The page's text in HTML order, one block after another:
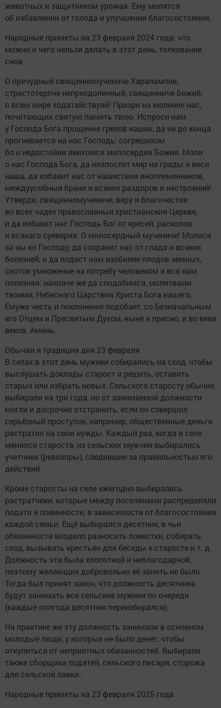
животных и защитником урожая. Ему молятся
об избавлении от голода и улучшении благосостояния.
Народные приметы на 23 февраля 2024 года: что
можно и чего нельзя делать в этот день, толкование
снов
О пречудный священномучениче Харалампие,
страстотерпче непреодоленный, священниче Божий,
о всем мире ходатайствуяй! Призри на моление нас,
почитающих святую память твою. Испроси нам
у Господа Бога прощение грехов наших, да не до конца
прогневается на нас Господь: согрешихом
бо и недостойни явихомся милосердия Божия. Моли
о нас Господа Бога, да низпослет мир на грады и веси
наша, да избавит нас от нашествия иноплеменников,
междуусобныя брани и всяких раздоров и нестроений!
Утверди, священномучениче, веру и благочестие
во всех чадех православныя христианския Церкве,
и да избавит нас Господь Бог от ересей, расколов
и всякаго суеверия. О милосердный мучениче! Молися
за ны ко Господу, да сохранит нас от глада и всяких
болезней, и да подаст нам изобилие плодов земных,
скотов умножение на потребу человеком и вся нам
полезная: наипаче же да сподобимся, молитвами
твоими, Небеснаго Царствия Христа Бога нашего,
Емуже честь и поклонение подобает, со Безначальным
его Отцем и Пресвятым Духом, ныне и присно, и во веки
веков. Аминь.
Обычаи и традиции дня 23 февраля
В селах в этот день мужики собирались на сход, чтобы
выслушать доклады старост и решить, оставить
старых или избрать новых. Сельского старосту обычно
выбирали на три года, но от занимаемой должности
могли и досрочно отстранить, если он совершил
серьёзный проступок, например, общественные деньги
растратил на свои нужды. Каждый раз, когда в селе
менялся староста, из сельских мужчин выбирались
учетчики (ревизоры), следившие за правильностью его
действий.
Кроме старосты на селе ежегодно выбирались
растратчики, которые между поселянами распределяли
подати и повинности, в зависимости от благосостояния
каждой семьи. Ещё выбирался десятник, в чьи
обязанности входило разносить повестки, собирать
сход, вызывать крестьян для беседы к старосте и т. д.
Должность эта была хлопотной и неблагодарной,
поэтому желающих добровольно её занять не было.
Тогда был принят закон, что должность десятника
будут занимать все сельские мужики по очереди
(каждые полгода десятник переизбирался).
На практике же эту должность занимали в основном
молодые люди, у которых не было денег, чтобы
откупиться от неприятных обязанностей. Выбирали
также сборщика податей, сельского писаря, сторожа
для сельской лавки.
Народные приметы на 23 февраля 2025 года